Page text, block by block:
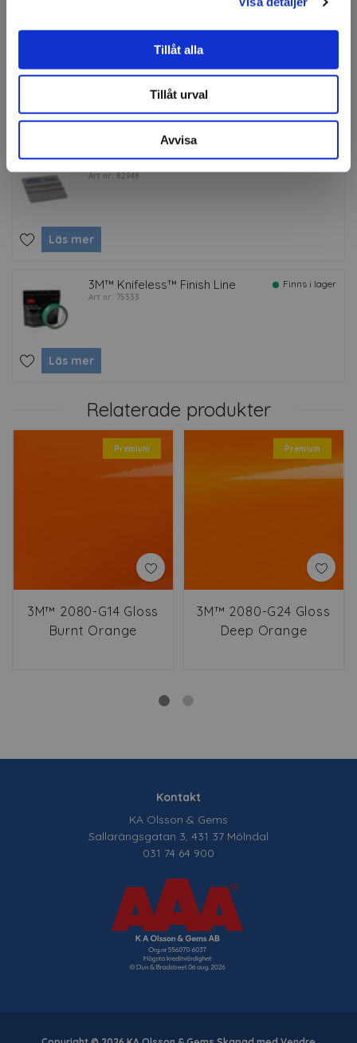
Tillåt alla
Tillåt urval
Avvisa
3M™ 34567 Torkduk, 400
Art nr: 67046
Läs mer
KA Wrap Squeegee
Art nr: 82948
Finns i lager
Läs mer
3M™ Knifeless™ Finish Line
Art nr: 75333
Finns i lager
Läs mer
Relaterade produkter
Premium
3M™ 2080-G14 Gloss
Burnt Orange
Premium
3M™ 2080-G24 Gloss
Deep Orange
Kontakt
KA Olsson & Gems
Sallarängsgatan 3, 431 37 Mölndal
031 74 64 900